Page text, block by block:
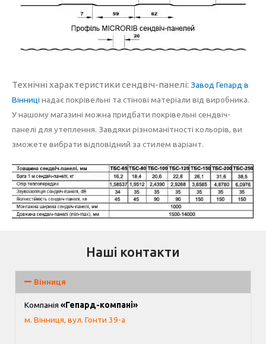
Технічні характеристики сендвіч-панелі: Завод Гепард в
Вінниці надає покрівельні та стінові матеріали від виробника.
У нашому магазині можна придбати покрівельні сендвіч-
панелі для утеплення. Завдяки різноманітності кольорів, ви
зможете вибрати відповідний за стилем варіант.
Наші контакти
Вінниця
Компанія «Гепард-компані»
м. Вінниця, вул. Гонти 39-а